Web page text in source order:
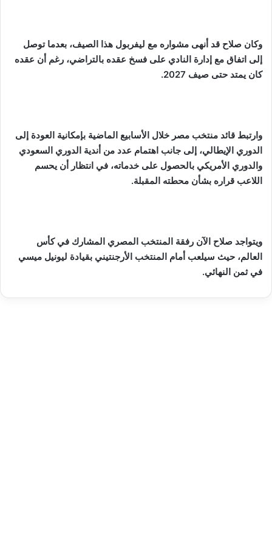
وكان صلاح قد أنهى مشواره مع ليفربول هذا الصيف، بعدما توصل
إلى اتفاق مع إدارة النادي على فسخ عقده بالتراضي، رغم أن عقده
كان يمتد حتى صيف 2027.
وارتبط قائد منتخب مصر خلال الأسابيع الماضية بإمكانية العودة إلى
الدوري الإيطالي، إلى جانب اهتمام عدد من أندية الدوري السعودي
والدوري الأمريكي بالحصول على خدماته، في انتظار أن يحسم
اللاعب قراره بشأن محطته المقبلة.
ويتواجد صلاح الآن رفقة المنتخب المصري المشارك في كأس
العالم، حيث سيلعب أمام المنتخب الأرجنتيني بقيادة ليونيل ميسي
في ثمن النهائي.